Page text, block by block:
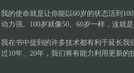
我的使命就是让你能以60岁的状态活到
动力强。100岁就像50、60岁一样，这就是
我在书中提到的许多技术都有利于延长我
过10年、20年，我们将有能力利用更新的